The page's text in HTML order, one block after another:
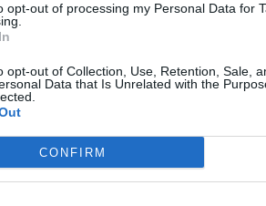
opt-out of processing my Personal Data for
opt-out of Collection, Use, Retention, Sale,
Data that Is Unrelated with the
CONFIRM
der Fotografie-Messe Photo12
Portfolio. Ausserdem stellt er am
Schweizer Persönlichkeiten vor die
Sie auf der nächsten Seite.